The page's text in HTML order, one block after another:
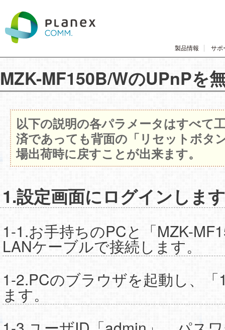
製品情報 サポ
MZK-MF150B/WのUPnPを
以下の説明の各パラメータはすべて
済であっても背面の「リセットボタ
場出荷時に戻すことが出来ます。
1.設定画面にログインしま
1-1.お手持ちのPCと「MZK-
LANケーブルで接続します。
1-2.PCのブラウザを起動し、
ます。